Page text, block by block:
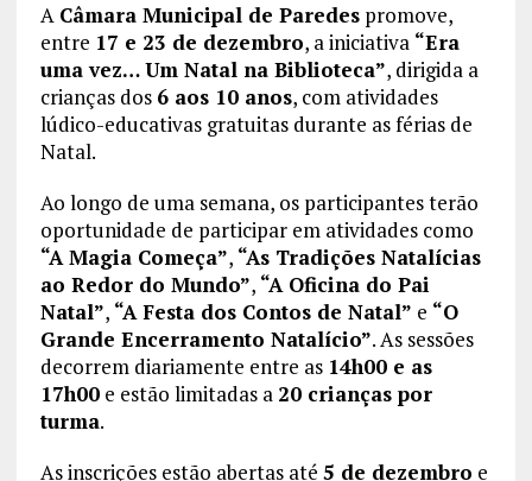
A Câmara Municipal de Paredespromove,
entre 17 e 23 de dezembro, a iniciativa “Era
uma vez… Um Natal na Biblioteca”, dirigida a
crianças dos 6 aos 10 anos, com atividades
lúdico-educativas gratuitas durante as férias de
Natal.
Ao longo de uma semana, os participantes terão
oportunidade de participar em atividades como
“A Magia Começa”, “As Tradições Natalícias
ao Redor do Mundo”, “A Oficina do Pai
Natal”, “A Festa dos Contos de Natal” e “O
Grande Encerramento Natalício”. As sessões
decorrem diariamente entre as 14h00 e as
17h00e estão limitadas a 20 crianças por
turma.
As inscrições estão abertas até 5 de dezembro e